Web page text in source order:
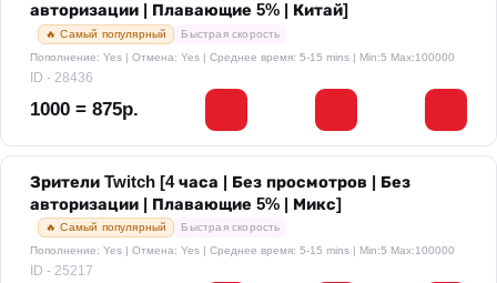
авторизации | Плавающие 5% | Китай]
🔥 Самый популярный
Быстрая скорость
Пополнение: Yes | Отмена: Yes | Среднее время: 5-15 mins | Min:5 Max:100000
ID - 28436
1000 = 875р.
Зрители Twitch [4 часа | Без просмотров | Без
авторизации | Плавающие 5% | Микс]
🔥 Самый популярный
Быстрая скорость
Пополнение: Yes | Отмена: Yes | Среднее время: 5-15 mins | Min:5 Max:100000
ID - 25217